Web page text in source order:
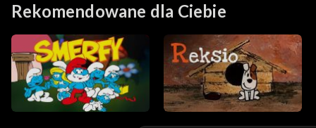
Rekomendowane dla Ciebie